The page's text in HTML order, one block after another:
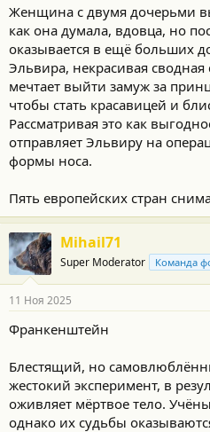
и
Женщина с двумя дочерьми
как она думала, вдовца, но
оказывается в ещё больших
Эльвира, некрасивая сводная
мечтает выйти замуж за
чтобы стать красавицей и
Рассматривая это как
отправляет Эльвиру на
формы носа.
Пять европейских стран
Mihail71
Super Moderator Команда
11 Ноя 2025
Франкенштейн
Блестящий, но
жестокий эксперимент, в
оживляет мёртвое тело.
однако их судьбы